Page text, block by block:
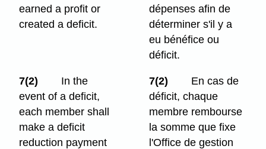
earned a profit or
created a deficit.
dépenses afin de
déterminer s'il y a
eu bénéfice ou
déficit.
7(2)
In the
event of a deficit,
each member shall
make a deficit
reduction payment
7(2)
En cas de
déficit, chaque
membre rembourse
la somme que fixe
l'Office de gestion